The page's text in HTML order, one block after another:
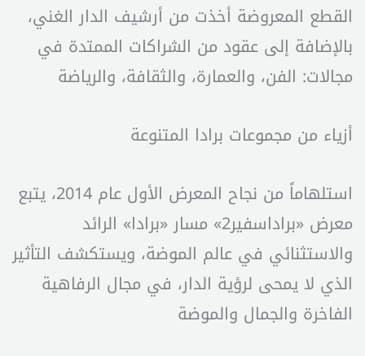
القطع المعروضة أخذت من أرشيف الدار الغني،
بالإضافة إلى عقود من الشراكات الممتدة في
مجالات: الفن، والعمارة، والثقافة، والرياضة
أزياء من مجموعات برادا المتنوعة
استلهاماً من نجاح المعرض الأول عام 2014، يتبع
معرض «براداسفير2» مسار «برادا» الرائد
والاستثنائي في عالم الموضة، ويستكشف التأثير
الذي لا يمحى لرؤية الدار، في مجال الرفاهية
الفاخرة والجمال والموضة